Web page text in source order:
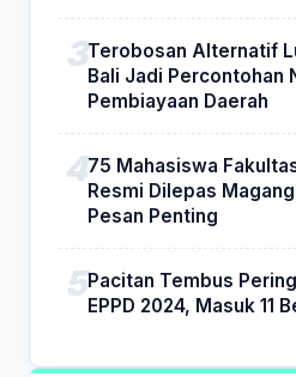
Terobosan Alternatif
Bali Jadi Percontohan
Pembiayaan Daerah
75 Mahasiswa
Resmi Dilepas
Pesan Penting
Pacitan Tembus
EPPD 2024, Masuk 11